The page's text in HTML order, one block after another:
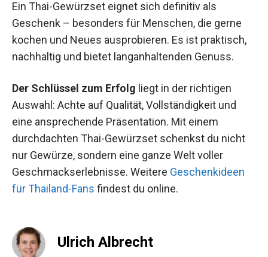
Ein Thai-Gewürzset eignet sich definitiv als
Geschenk – besonders für Menschen, die gerne
kochen und Neues ausprobieren. Es ist praktisch,
nachhaltig und bietet langanhaltenden Genuss.
Der Schlüssel zum Erfolg liegt in der richtigen
Auswahl: Achte auf Qualität, Vollständigkeit und
eine ansprechende Präsentation. Mit einem
durchdachten Thai-Gewürzset schenkst du nicht
nur Gewürze, sondern eine ganze Welt voller
Geschmackserlebnisse. Weitere Geschenkideen
für Thailand-Fans findest du online.
Ulrich Albrecht